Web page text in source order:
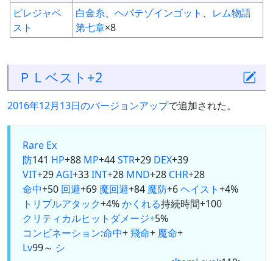
ピレジャベ
スト
白金糸、 ヘパテゾインゴット 、 レム物語
第七章×8
ＰＬベスト+2
2016年12月13日のバージョンアップで追加された。
Rare Ex
防141 HP+88 MP+44STR+29 DEX+39
VIT+29AGI+33INT+28 MND+28 CHR+28
命中+50 回避+69 魔回避+84 魔防+6ヘイスト+4%
トリプルアタック+4%かくれる持続時間+100
クリティカルヒットダメージ+5%
コンビネーション:命中+飛命+ 魔命+
Lv99～ シ